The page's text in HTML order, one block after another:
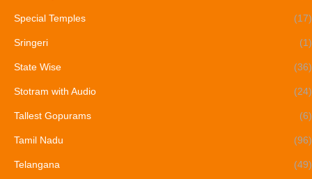
Special Temples (17)
Sringeri (1)
State Wise (36)
Stotram with Audio (24)
Tallest Gopurams (6)
Tamil Nadu (96)
Telangana (49)